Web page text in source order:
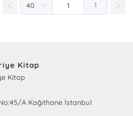
1
Kitap
Kitap
A Kağıthane İstanbul